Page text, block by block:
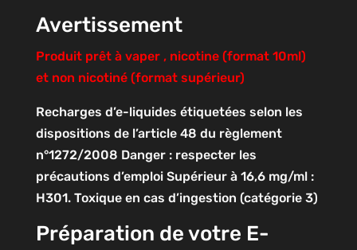
Avertissement
Produit prêt à vaper , nicotine (format 10ml)
et non nicotiné (format supérieur)
Recharges d’e-liquides étiquetées selon les
dispositions de l’article 48 du règlement
n°1272/2008 Danger : respecter les
précautions d’emploi Supérieur à 16,6 mg/ml :
H301. Toxique en cas d’ingestion (catégorie 3)
Préparation de votre E-